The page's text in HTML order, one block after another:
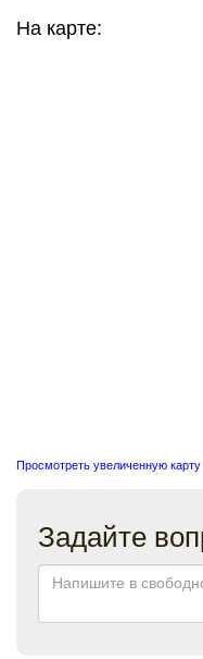
На карте:
Просмотреть увеличенную карту
Задайте